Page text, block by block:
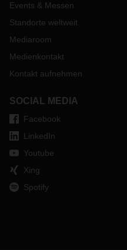
Events & Messen
Standorte weltweit
Mediaroom
Medienkontakt
Kontakt aufnehmen
SOCIAL MEDIA
Facebook
LinkedIn
Youtube
Xing
Spotify